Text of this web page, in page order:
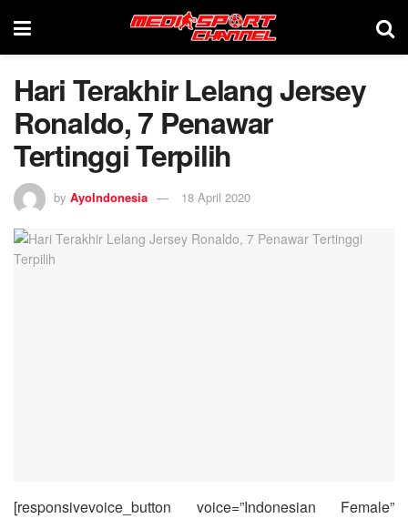
Hari Terakhir Lelang Jersey
Ronaldo, 7 Penawar
Tertinggi Terpilih
by AyoIndonesia 18 April 2020
[responsivevoice_button voice=”Indonesian Female”